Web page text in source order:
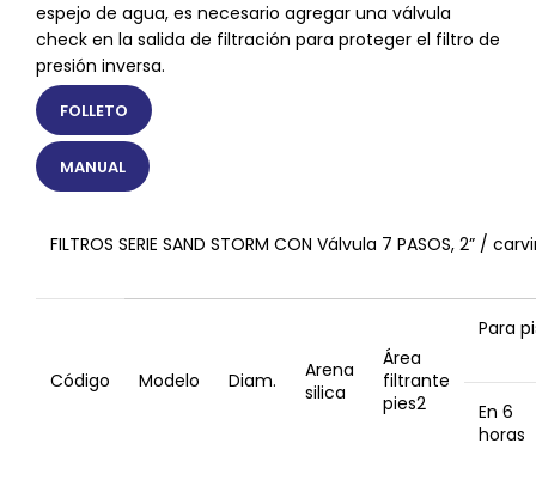
espejo de agua, es necesario agregar una válvula
check en la salida de filtración para proteger el filtro de
presión inversa.
FOLLETO
MANUAL
FILTROS SERIE SAND STORM CON Válvula 7 PASOS, 2” /
Código Modelo Diam.
Arena
silica
Área
filtrante
pies2
Para
En 6
horas